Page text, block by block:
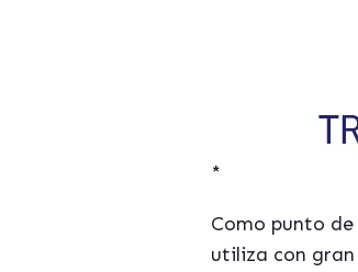
*
Como punto
utiliza con